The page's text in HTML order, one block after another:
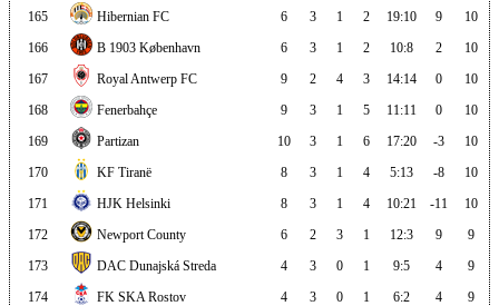
165
Hibernian FC 6 3 1 2 19:10 9
10
166
B 1903 København 6 3 1 2 10:8 2
10
167
Royal Antwerp FC 9 2 4 3 14:14 0
10
168
Fenerbahçe 9 3 1 5 11:11 0
10
169
Partizan 10 3 1 6 17:20 -3
10
170
KF Tiranë 8 3 1 4 5:13 -8
10
171
HJK Helsinki 8 3 1 4 10:21 -11
10
172
Newport County 6 2 3 1 12:3 9
9
173
DAC Dunajská Streda 4 3 0 1 9:5 4
9
174
FK SKA Rostov 4 3 0 1 6:2 4
9